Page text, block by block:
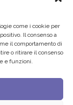
come i cookie per
Il consenso a
il comportamento di
o ritirare il consenso
e funzioni.
capitale
Contro i nuovi
condivisa»
Education